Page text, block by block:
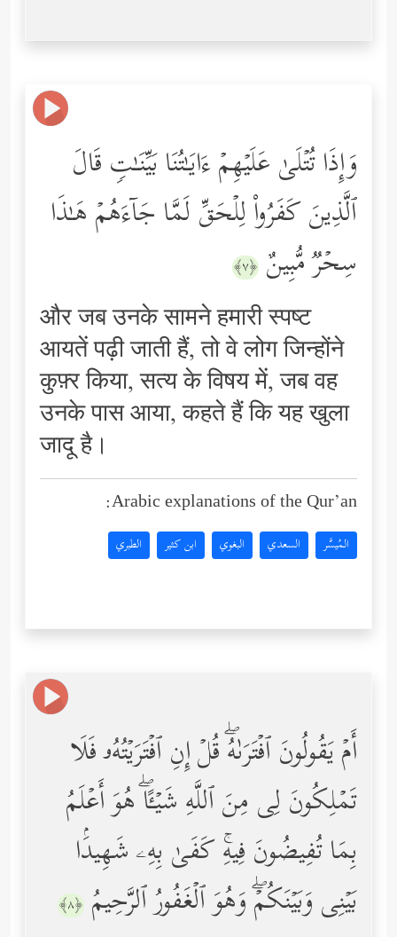
وَإِذَا تُتۡلَىٰ عَلَیۡهِمۡ ءَایَـٰتُنَا بَیِّنَـٰتࣲ قَالَ
ٱلَّذِینَ كَفَرُواْ لِلۡحَقِّ لَمَّا جَاۤءَهُمۡ هَـٰذَا
سِحۡرࣱ مُّبِینٌ ﴿٧﴾
और जब उनके सामने हमारी स्पष्ट
आयतें पढ़ी जाती हैं, तो वे लोग जिन्होंने
कुफ़्र किया, सत्य के विषय में, जब वह
उनके पास आया, कहते हैं कि यह खुला
जादू है।
Arabic explanations of the Qur’an:
المُيسَّر السعدي البغوي ابن كثير الطبري
أَمۡ یَقُولُونَ ٱفۡتَرَىٰهُۖ قُلۡ إِنِ ٱفۡتَرَیۡتُهُۥ فَلَا
تَمۡلِكُونَ لِی مِنَ ٱللَّهِ شَیۡـًٔاۖ هُوَ أَعۡلَمُ
بِمَا تُفِیضُونَ فِیهِۚ كَفَىٰ بِهِۦ شَهِیدَۢا
بَیۡنِی وَبَیۡنَكُمۡۖ وَهُوَ ٱلۡغَفُورُ ٱلرَّحِیمُ ﴿٨﴾